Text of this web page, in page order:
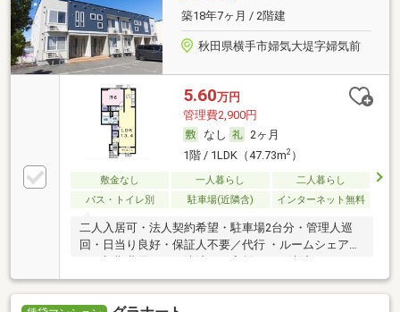
築18年7ヶ月 / 2階建
秋田県横手市婦気大堤字婦気前
5.60万円
管理費2,900円
なし
2ヶ月
1階 / 1LDK（47.73m2）
敷金なし 一人暮らし
二人暮らし
バス・トイレ別
駐車場(近隣含) インターネット無料
二人入居可・法人契約希望・駐車場2台分・管理人巡
回・日当り良好・保証人不要／代行 ・ルームシェア